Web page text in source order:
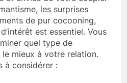
les surprises
de pur cocooning,
est essentiel. Vous
quel type de
mieux à votre relation.
à considérer :